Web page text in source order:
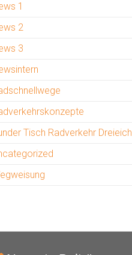
1
2
3
Tisch Radverkehr Dreieich